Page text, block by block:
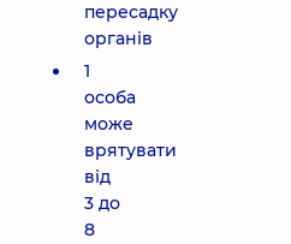
пересадку
органів
1
особа
може
врятувати
від
3 до
8